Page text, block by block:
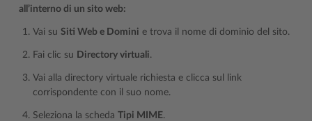
all’interno di un sito web:
Vai su Siti Web e Domini e trova il nome di dominio del sito.
Fai clic su Directory virtuali.
Vai alla directory virtuale richiesta e clicca sul link
corrispondente con il suo nome.
Seleziona la scheda Tipi MIME.